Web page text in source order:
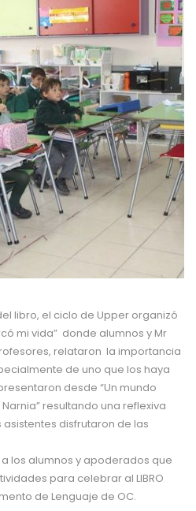
libro, el ciclo de Upper organizó
mi vida” donde alumnos y Mr
relataron la importancia
de uno que los haya
desde “Un mundo
resultando una reflexiva
disfrutaron de las
los alumnos y apoderados que
para celebrar al LIBRO
de Lenguaje de OC.